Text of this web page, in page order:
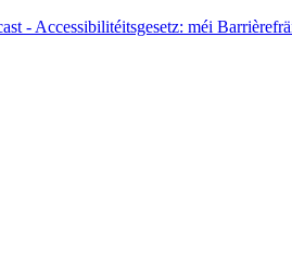
- Accessibilitéitsgesetz: méi